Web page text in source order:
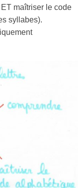
maîtriser le code
syllabes).